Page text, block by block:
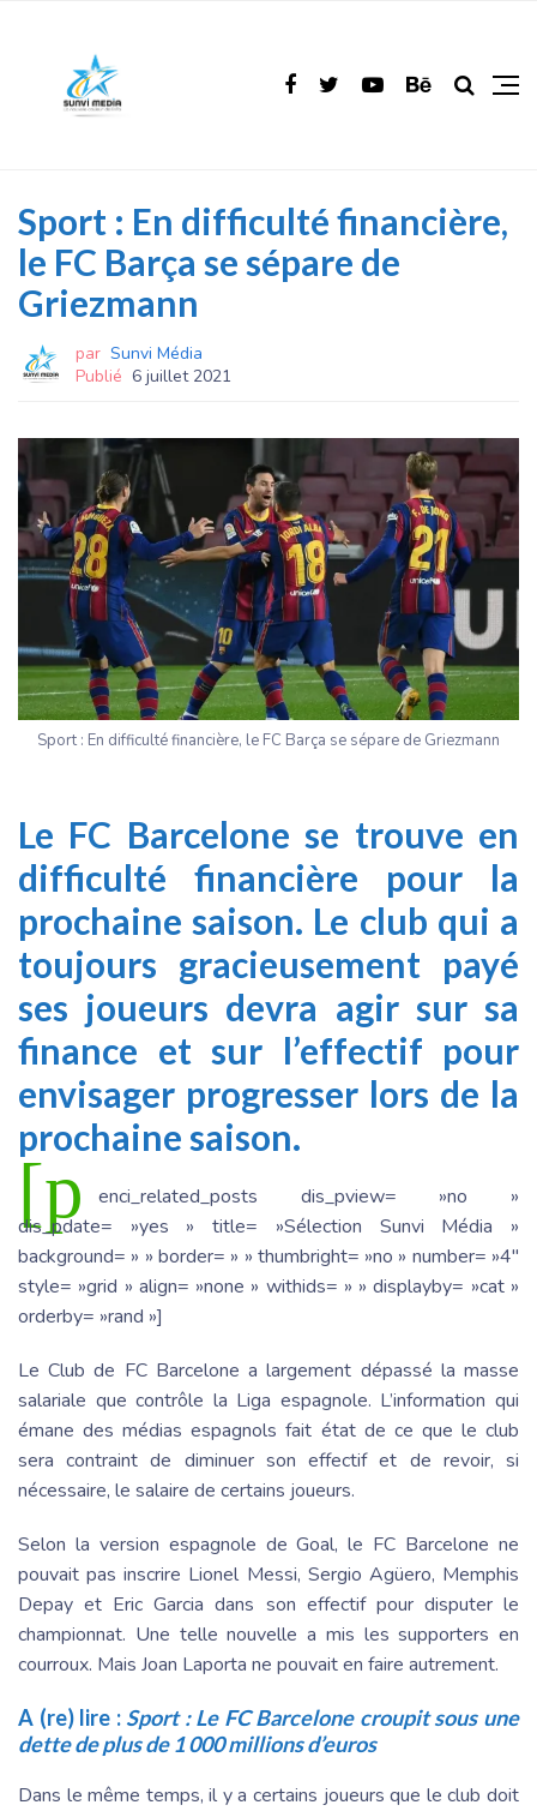
Sport : En difficulté financière,
le FC Barça se sépare de
Griezmann
par Sunvi Média
Publié 6 juillet 2021
Sport : En difficulté financière, le FC Barça se sépare de Griezmann
Le FC Barcelone se trouve en
difficulté financière pour la
prochaine saison. Le club qui a
toujours gracieusement payé
ses joueurs devra agir sur sa
finance et sur l’effectif pour
envisager progresser lors de la
prochaine saison.
[p
enci_related_posts dis_pview= »no »
dis_pdate= »yes » title= »Sélection Sunvi Média »
background= » » border= » » thumbright= »no » number= »4″
style= »grid » align= »none » withids= » » displayby= »cat »
orderby= »rand »]
Le Club de FC Barcelone a largement dépassé la masse
salariale que contrôle la Liga espagnole. L’information qui
émane des médias espagnols fait état de ce que le club
sera contraint de diminuer son effectif et de revoir, si
nécessaire, le salaire de certains joueurs.
Selon la version espagnole de Goal, le FC Barcelone ne
pouvait pas inscrire Lionel Messi, Sergio Agüero, Memphis
Depay et Eric Garcia dans son effectif pour disputer le
championnat. Une telle nouvelle a mis les supporters en
courroux. Mais Joan Laporta ne pouvait en faire autrement.
A (re) lire : Sport : Le FC Barcelone croupit sous une
dette de plus de 1 000 millions d’euros
Dans le même temps, il y a certains joueurs que le club doit